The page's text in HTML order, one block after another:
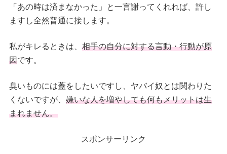
「あの時は済まなかった」と一言謝ってくれれば、許し
ますし全然普通に接します。
私がキレるときは、 相手の自分に対する言動・行動が原
因です。
臭いものには蓋をしたいですし、ヤバイ奴とは関わりた
くないですが、 嫌いな人を増やしても何もメリットは生
まれません。
スポンサーリンク